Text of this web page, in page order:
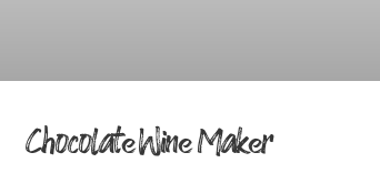
Chocolate Wine Maker